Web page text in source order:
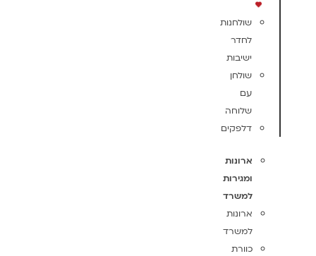
שולחנות
לחדר
ישיבות
שולחן
עם
שלוחה
דלפקים
ארונות
ומגירות
למשרד
ארונות
למשרד
כוורת